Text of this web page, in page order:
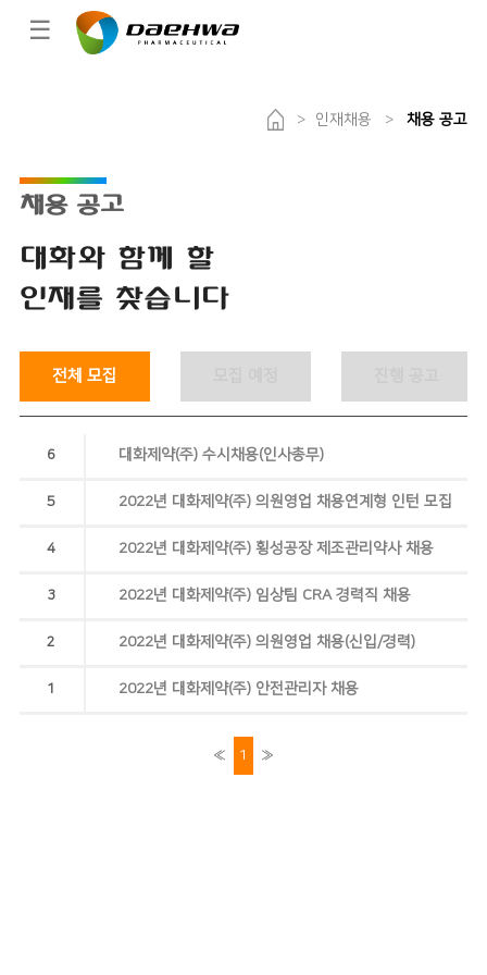
☰
> 인재채용 >채용 공고
채용 공고
대화와 함께 할
인재를 찾습니다
전체 모집
6 대화제약(주) 수시채용(인사총무)
5 2022년 대화제약(주) 의원영업 채용연계형 인턴 모집
4 2022년 대화제약(주) 횡성공장 제조관리약사 채용
3 2022년 대화제약(주) 임상팀 CRA 경력직 채용
2 2022년 대화제약(주) 의원영업 채용(신입/경력)
1 2022년 대화제약(주) 안전관리자 채용
« 1 »